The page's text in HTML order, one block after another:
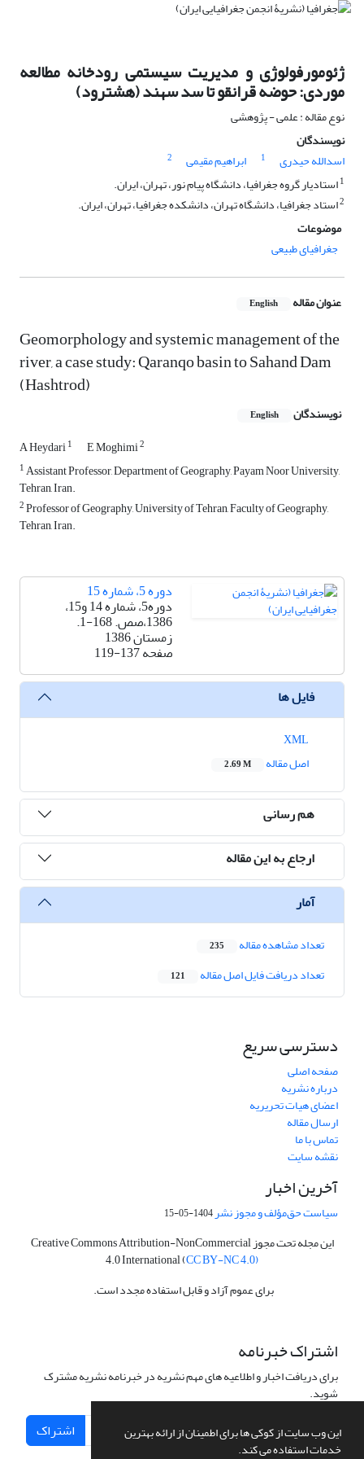
این وب سایت از کوکی ها برای اطمینان از ارائه بهترین
خدمات استفاده می کند.
ژئومورفولوژی و مدیریت سیستمی رودخانه مطالعه
موردی: حوضه قرانقو تا سد سهند (هشترود)
نوع مقاله : علمی - پژوهشی
نویسندگان
اسدالله حیدری
1 ابراهیم مقیمی
2
1استادیار گروه جغرافیا، دانشگاه پیام نور، تهران، ایران.
2استاد جغرافیا، دانشگاه تهران، دانشکده جغرافیا، تهران، ایران.
موضوعات
جغرافیای طبیعی
عنوان مقاله English
Geomorphology and systemic management of the
river, a case study: Qaranqo basin to Sahand Dam
(Hashtrod)
نویسندگان English
A Heydari1 E Moghimi2
1Assistant Professor, Department of Geography, Payam Noor University,
Tehran, Iran.
2Professor of Geography, University of Tehran, Faculty of Geography,
Tehran, Iran.
دوره 5، شماره 15
دوره5، شماره 14 و15،
1386،صص. 168-1.
زمستان 1386
صفحه119-137
فایل ها
اصل مقاله
2.69 M
هم رسانی
ارجاع به این مقاله
آمار
تعداد مشاهده مقاله 235
تعداد دریافت فایل اصل مقاله 121
دسترسی سریع
صفحه اصلی
درباره نشریه
اعضای هیات تحریریه
ارسال مقاله
تماس با ما
نقشه سایت
آخرین اخبار
سیاست حق‌مؤلف و مجوز نشر1404-05-15
این مجله تحت مجوز Creative Commons Attribution-NonCommercial
4.0 International (CC BY-NC 4.0)
برای عموم آزاد و قابل استفاده مجدد است.
اشتراک خبرنامه
برای دریافت اخبار و اطلاعیه های مهم نشریه در خبرنامه نشریه مشترک
شوید.
اشتراک